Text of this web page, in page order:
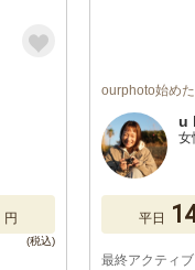
円
ourphoto始め
u
女
平日
最終アクティ